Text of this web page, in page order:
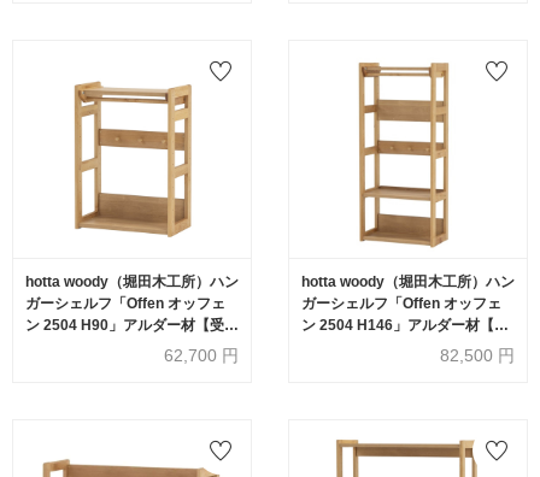
hotta woody（堀田木工所）ハン
ガーシェルフ「Offen オッフェ
ン 2504 H90」アルダー材【受注
62,700 円
hotta woody（堀田木工所）ハン
ガーシェルフ「Offen オッフェ
ン 2504 H146」アルダー材【受
82,500 円